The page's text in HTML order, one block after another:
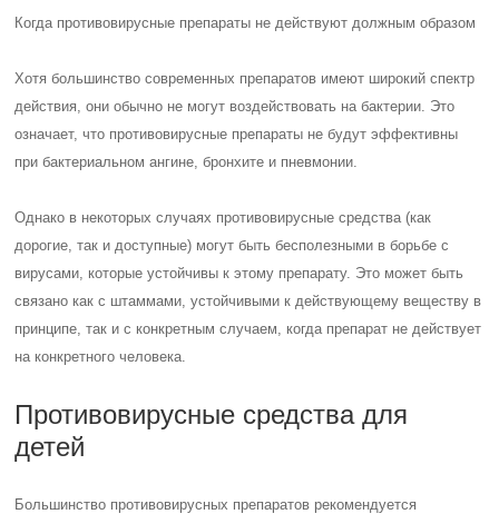
Когда противовирусные препараты не действуют должным образом
Хотя большинство современных препаратов имеют широкий спектр
действия, они обычно не могут воздействовать на бактерии. Это
означает, что противовирусные препараты не будут эффективны
при бактериальном ангине, бронхите и пневмонии.
Однако в некоторых случаях противовирусные средства (как
дорогие, так и доступные) могут быть бесполезными в борьбе с
вирусами, которые устойчивы к этому препарату. Это может быть
связано как с штаммами, устойчивыми к действующему веществу в
принципе, так и с конкретным случаем, когда препарат не действует
на конкретного человека.
Противовирусные средства для
детей
Большинство противовирусных препаратов рекомендуется